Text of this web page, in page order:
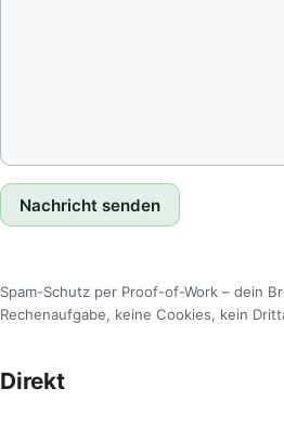
Nachricht senden
Spam-Schutz per Proof-of-Work – dein
Rechenaufgabe, keine Cookies, kein
Direkt